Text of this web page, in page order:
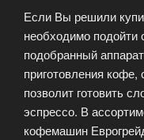
Если Вы решили
необходимо подойти
подобранный
приготовления
позволит готовить
эспрессо. В
кофемашин